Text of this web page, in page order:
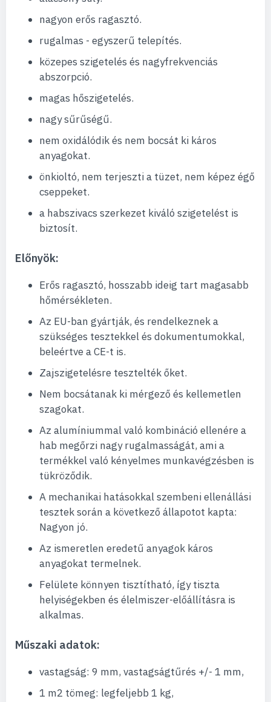
nagyon erős ragasztó.
rugalmas - egyszerű telepítés.
közepes szigetelés és nagyfrekvenciás
abszorpció.
magas hőszigetelés.
nagy sűrűségű.
nem oxidálódik és nem bocsát ki káros
anyagokat.
önkioltó, nem terjeszti a tüzet, nem képez égő
cseppeket.
a habszivacs szerkezet kiváló szigetelést is
biztosít.
Előnyök:
Erős ragasztó, hosszabb ideig tart magasabb
hőmérsékleten.
Az EU-ban gyártják, és rendelkeznek a
szükséges tesztekkel és dokumentumokkal,
beleértve a CE-t is.
Zajszigetelésre tesztelték őket.
Nem bocsátanak ki mérgező és kellemetlen
szagokat.
Az alumíniummal való kombináció ellenére a
hab megőrzi nagy rugalmasságát, ami a
termékkel való kényelmes munkavégzésben is
tükröződik.
A mechanikai hatásokkal szembeni ellenállási
tesztek során a következő állapotot kapta:
Nagyon jó.
Az ismeretlen eredetű anyagok káros
anyagokat termelnek.
Felülete könnyen tisztítható, így tiszta
helyiségekben és élelmiszer-előállításra is
alkalmas.
Műszaki adatok:
vastagság: 9 mm, vastagságtűrés +/- 1 mm,
1 m2 tömeg: legfeljebb 1 kg,